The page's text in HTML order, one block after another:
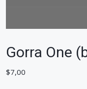
Gorra One
$7,00